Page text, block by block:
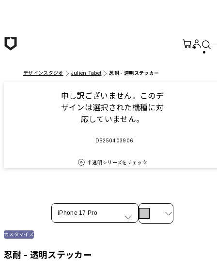
デザインスタジオ Julien Tabet 忍耐 - 透明ステッカー
申し訳ございません。このデ
ザインは選択された機種に対
応していません。
DS250403906
半透明シリーズをチェック
iPhone 17 Pro
カスタマイズ
忍耐 - 透明ステッカー